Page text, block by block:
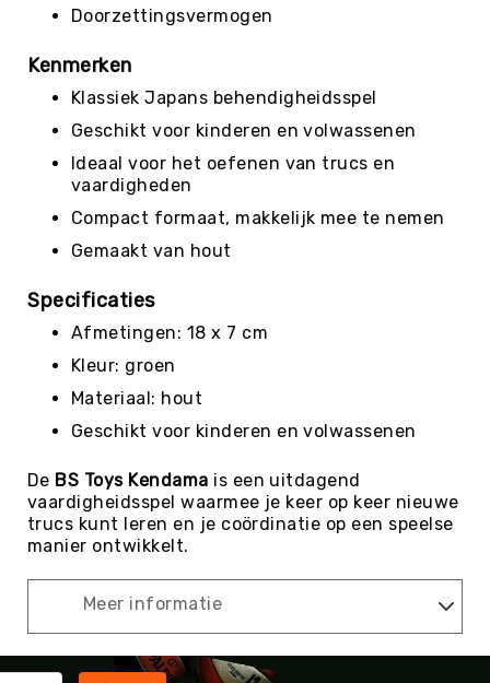
Scouting/Outdoor
Slacklinen
Skate
Sporten
Speedbadminton
Spikeball
Squash
Steppen
Tchouks
Tchoukbal
Teambuilding
Tennis
Trefbal
Turnen
Doorzettingsvermogen
Kenmerken
Klassiek Japans behendigheidsspel
Geschikt voor kinderen en volwassenen
Ideaal voor het oefenen van trucs en
vaardigheden
Compact formaat, makkelijk mee te nemen
Gemaakt van hout
Specificaties
Afmetingen: 18 x 7 cm
Kleur: groen
Materiaal: hout
Geschikt voor kinderen en volwassenen
De BS Toys Kendama is een uitdagend
vaardigheidsspel waarmee je keer op keer nieuwe
trucs kunt leren en je coördinatie op een speelse
manier ontwikkelt.
Meer informatie